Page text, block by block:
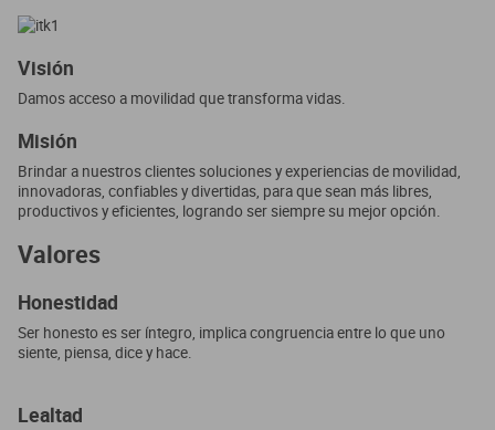
Visión
Damos acceso a movilidad que transforma vidas.
Misión
Brindar a nuestros clientes soluciones y experiencias de movilidad,
innovadoras, confiables y divertidas, para que sean más libres,
productivos y eficientes, logrando ser siempre su mejor opción.
Valores
Honestidad
Ser honesto es ser íntegro, implica congruencia entre lo que uno
siente, piensa, dice y hace.
Lealtad